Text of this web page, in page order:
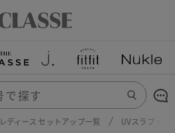
レディース セットアップ一覧 UVスラブ・セ